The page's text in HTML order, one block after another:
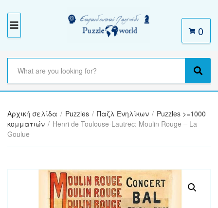
M
N
U
a
t
g
o
r
S
a
r
h
t
e
S
e
a
c
0
Αρχική σελίδα / Puzzles / Παζλ Ενηλίκων / Puzzles >=1000
κομματιών / Henri de Toulouse-Lautrec: Moulin Rouge – La
Goulue